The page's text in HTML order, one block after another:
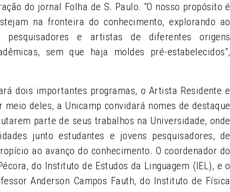
do jornal Folha de S. Paulo. “O nosso propósito é
na fronteira do conhecimento, explorando ao
e artistas de diferentes origens
sem que haja moldes pré-estabelecidos”,
dois importantes programas, o Artista Residente e
meio deles, a Unicamp convidará nomes de destaque
parte de seus trabalhos na Universidade, onde
junto estudantes e jovens pesquisadores, de
ao avanço do conhecimento. O coordenador do
do Instituto de Estudos da Linguagem (IEL), e o
Anderson Campos Fauth, do Instituto de Física